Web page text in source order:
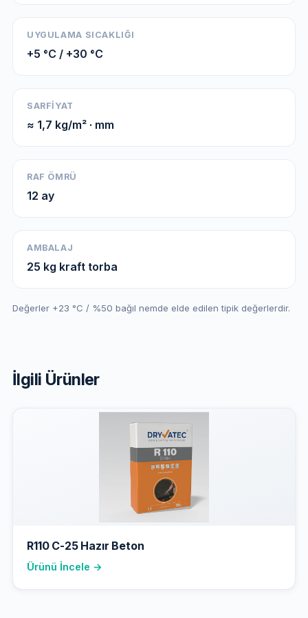
UYGULAMA SICAKLIĞI
+5 °C / +30 °C
SARFIYAT
≈ 1,7 kg/m² · mm
RAF ÖMRÜ
12 ay
AMBALAJ
25 kg kraft torba
Değerler +23 °C / %50 bağıl nemde elde edilen tipik değerlerdir.
İlgili Ürünler
R110 C-25 Hazır Beton
Ürünü İncele →